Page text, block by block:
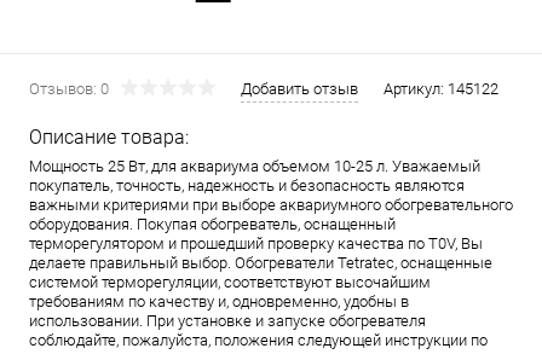
Отзывов: 0 Добавить отзыв Артикул: 145122
Описание товара:
Мощность 25 Вт, для аквариума объемом 10-25 л. Уважаемый
покупатель, точность, надежность и безопасность являются
важными критериями при выборе аквариумного обогревательного
оборудования. Покупая обогреватель, оснащенный
терморегулятором и прошедший проверку качества по T0V, Вы
делаете правильный выбор. Обогреватели Tetratec, оснащенные
системой терморегуляции, соответствуют высочайшим
требованиям по качеству и, одновременно, удобны в
использовании. При установке и запуске обогревателя
соблюдайте, пожалуйста, положения следующей инструкции по